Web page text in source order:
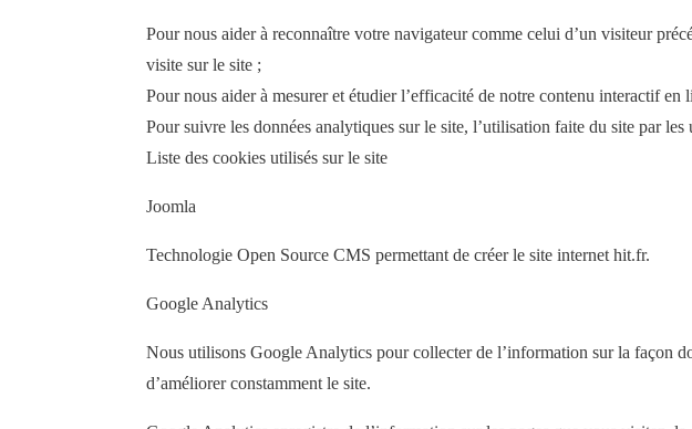
Pour nous aider à reconnaître votre navigateur comme celui d’un visiteur
visite sur le site ;
Pour nous aider à mesurer et étudier l’efficacité de notre contenu interactif
Pour suivre les données analytiques sur le site, l’utilisation faite du site par
Liste des cookies utilisés sur le site
Joomla
Technologie Open Source CMS permettant de créer le site internet hit.fr.
Google Analytics
Nous utilisons Google Analytics pour collecter de l’information sur la façon
d’améliorer constamment le site.